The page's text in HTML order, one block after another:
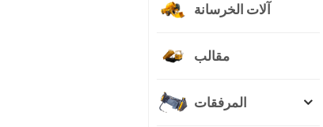
آلات الخرسانة
مقالب
المرفقات